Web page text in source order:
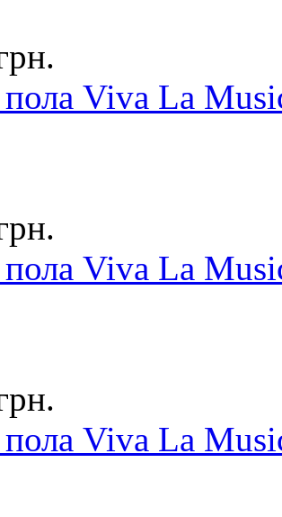
Viva La
Viva La
Viva La